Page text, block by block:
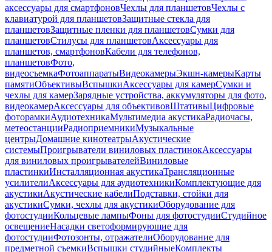
аксессуары для смартфоновЧехлы для планшетовЧехлы с
клавиатурой для планшетовЗащитные стекла для
планшетовЗащитные пленки для планшетовСумки для
планшетовСтилусы для планшетовАксессуары для
планшетов, смартфоновКабели для телефонов,
планшетовФото,
видеосъемкаФотоаппаратыВидеокамерыЭкшн-камерыКарты
памятиОбъективыВспышкиАксессуары для камерСумки и
чехлы для камерЗарядные устройства, аккумуляторы для фото,
видеокамерАксессуары для объективовШтативыЦифровые
фоторамкиАудиотехникаМультимедиа акустикаРадиочасы,
метеостанцииРадиоприемникиМузыкальные
центрыДомашние кинотеатрыАкустические
системыПроигрыватели виниловых пластинокАксессуары
для виниловых проигрывателейВиниловые
пластинкиИнсталляционная акустикаТрансляционные
усилителиАксессуары для аудиотехникиКомплектующие для
акустикиАкустические кабелиПодставки, стойки для
акустикиСумки, чехлы для акустикиОборудование для
фотостудииКольцевые лампыФоны для фотостудииСтудийное
освещениеНасадки светоформирующие для
фотостудииФотозонты, отражателиОборудование для
предметной съемкиВспышки студийныеКомплекты